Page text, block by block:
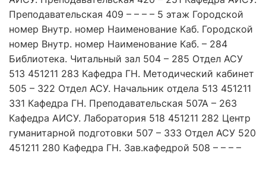
Преподавательская 409 – – – – 5 этаж Городской
номер Внутр. номер Наименование Каб. Городской
номер Внутр. номер Наименование Каб. – 284
Библиотека. Читальный зал 504 – 285 Отдел АСУ
513 451211 283 Кафедра ГН. Методический кабинет
505 – 322 Отдел АСУ. Начальник отдела 513 451211
331 Кафедра ГН. Преподавательская 507А – 263
Кафедра АИСУ. Лаборатория 518 451211 282 Центр
гуманитарной подготовки 507 – 333 Отдел АСУ 520
451211 280 Кафедра ГН. Зав.кафедрой 508 – – – –